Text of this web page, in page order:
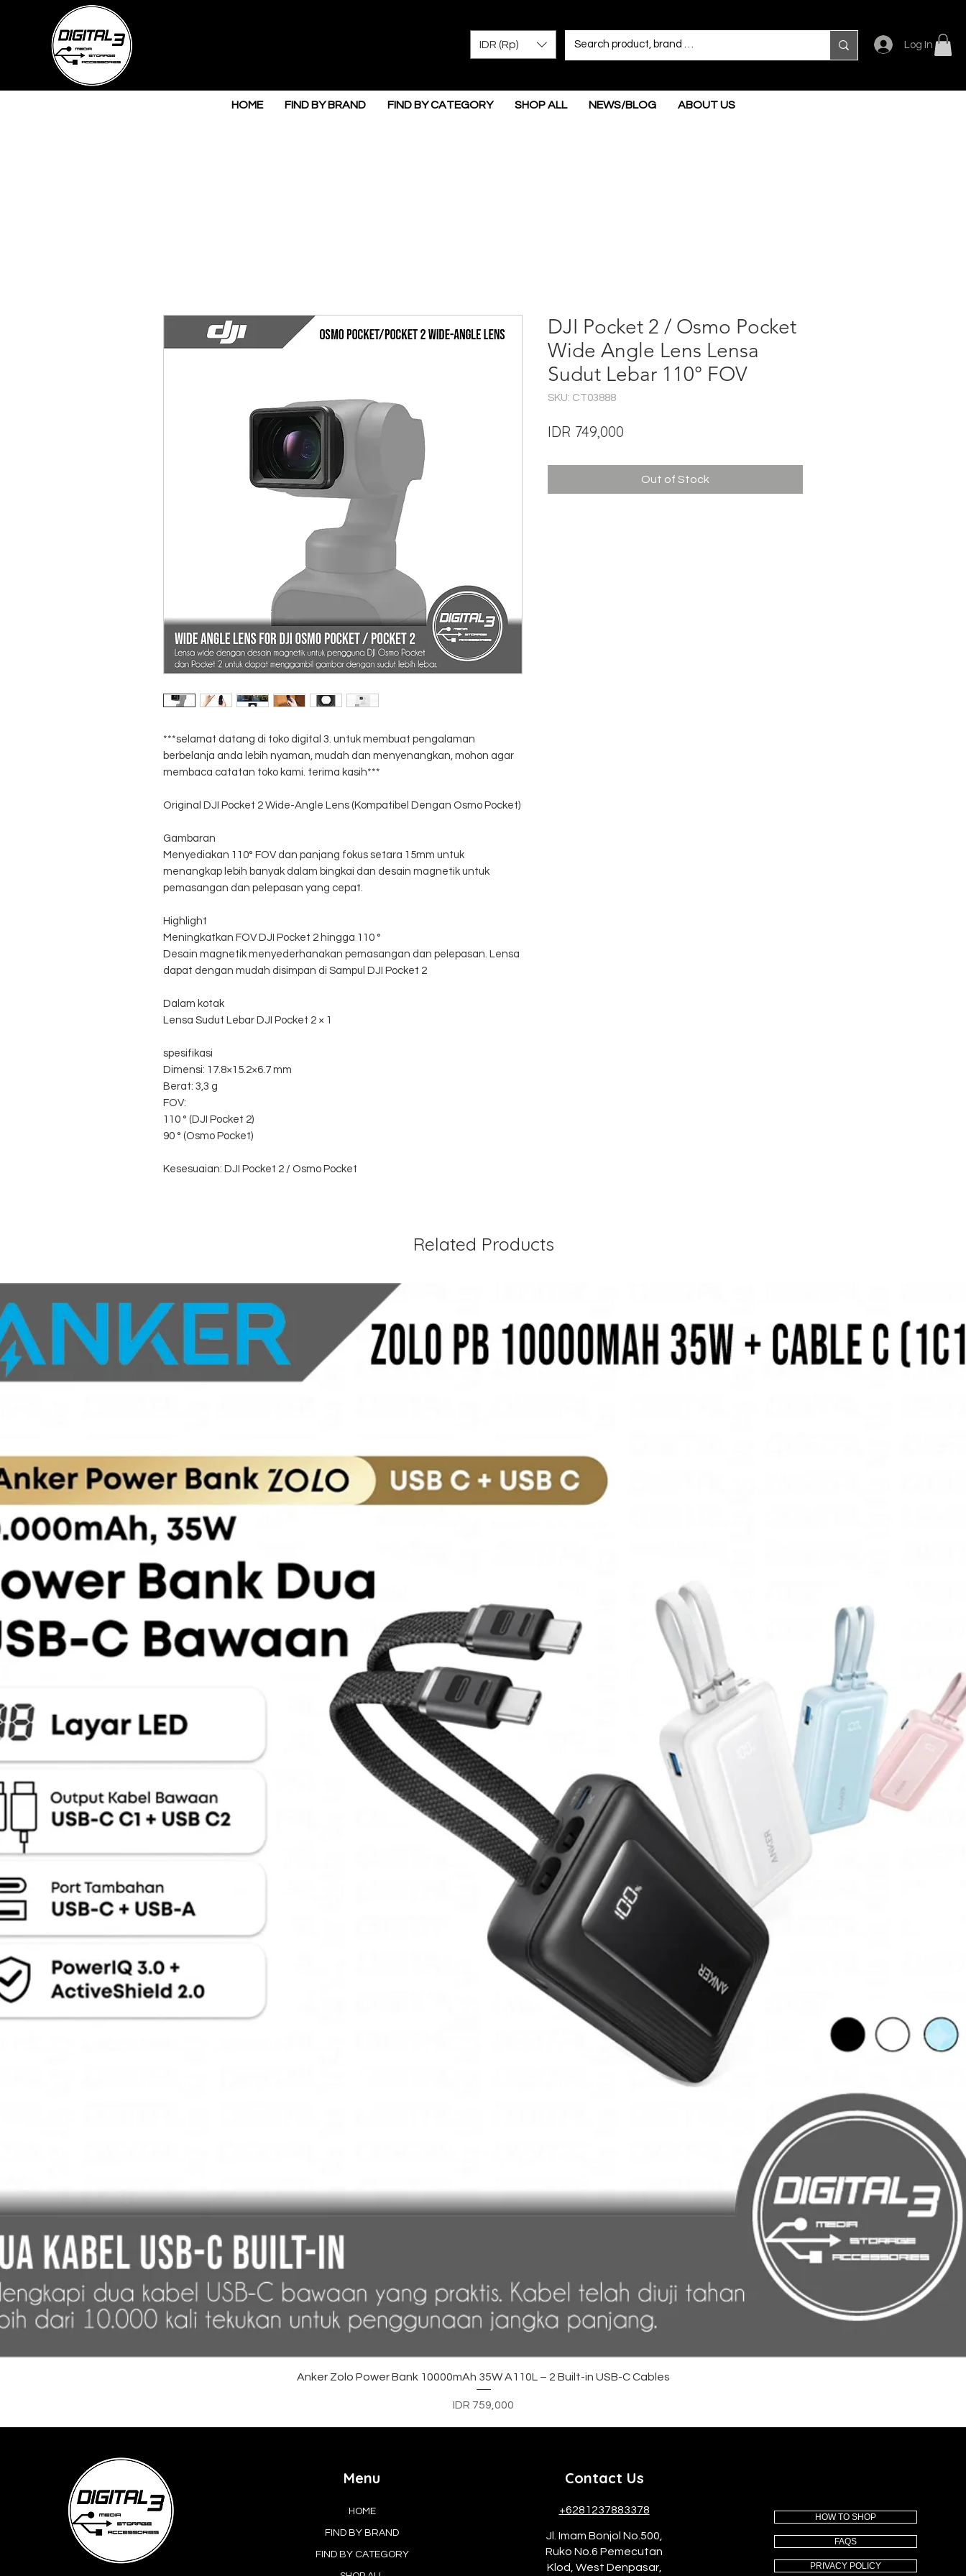
IDR (Rp) Log In
HOME FIND BY BRAND FIND BY CATEGORY SHOP ALL NEWS/BLOG ABOUT US
***selamat datang di toko digital 3. untuk membuat pengalaman
berbelanja anda lebih nyaman, mudah dan menyenangkan, mohon agar
membaca catatan toko kami. terima kasih***
Original DJI Pocket 2 Wide-Angle Lens (Kompatibel Dengan Osmo Pocket)
Gambaran
Menyediakan 110° FOV dan panjang fokus setara 15mm untuk
menangkap lebih banyak dalam bingkai dan desain magnetik untuk
pemasangan dan pelepasan yang cepat.
Highlight
Meningkatkan FOV DJI Pocket 2 hingga 110 °
Desain magnetik menyederhanakan pemasangan dan pelepasan. Lensa
dapat dengan mudah disimpan di Sampul DJI Pocket 2
Dalam kotak
Lensa Sudut Lebar DJI Pocket 2 × 1
spesifikasi
Dimensi: 17.8×15.2×6.7 mm
Berat: 3,3 g
FOV:
110 ° (DJI Pocket 2)
90 ° (Osmo Pocket)
Kesesuaian: DJI Pocket 2 / Osmo Pocket
DJI Pocket 2 / Osmo Pocket
Wide Angle Lens Lensa
Sudut Lebar 110° FOV
SKU: CT03888
IDR 749,000
Out of Stock
Related Products
Quick View
Anker Zolo Power Bank 10000mAh 35W A110L – 2 Built-in USB-C Cables
Price
IDR 759,000
Menu
HOME
FIND BY BRAND
FIND BY CATEGORY
Contact Us
+6281237883378
Jl. Imam Bonjol No.500,
Ruko No.6 Pemecutan
Klod, West Denpasar,
HOW TO SHOP
FAQS
PRIVACY POLICY